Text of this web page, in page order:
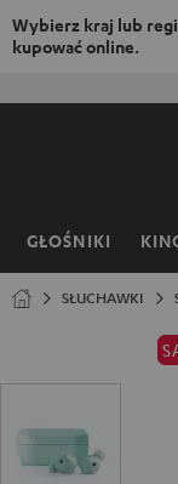
Wybierz kraj lub
kupować online.
GŁOŚNIKI
Strona
SŁUCHAWKI